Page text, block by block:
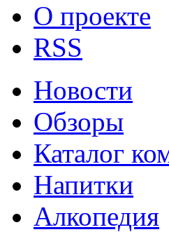
О проекте
RSS
Новости
Обзоры
Каталог
Напитки
Алкопедия